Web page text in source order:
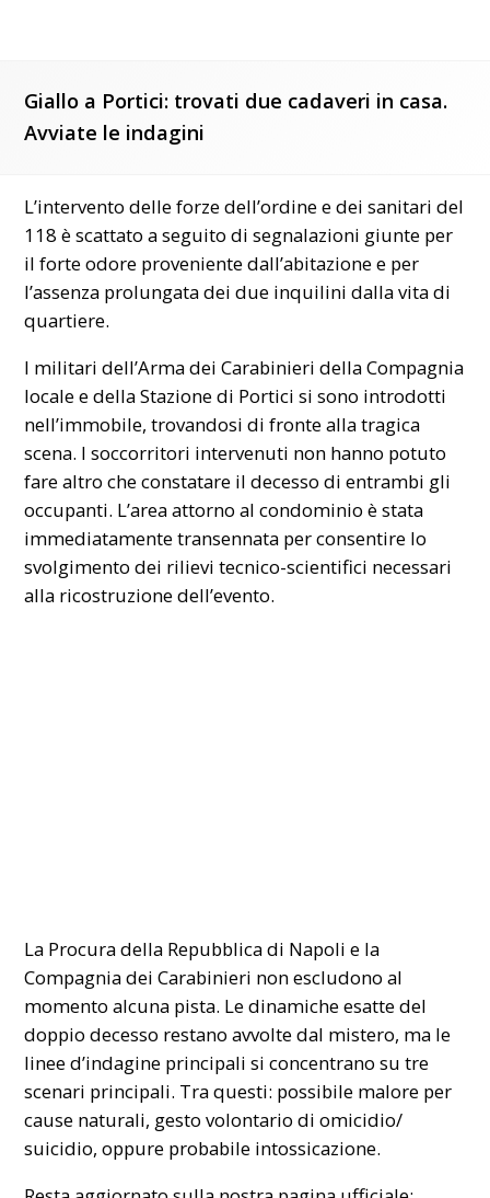
Giallo a Portici: trovati due cadaveri in casa.
Avviate le indagini
L’intervento delle forze dell’ordine e dei sanitari del
118 è scattato a seguito di segnalazioni giunte per
il forte odore proveniente dall’abitazione e per
l’assenza prolungata dei due inquilini dalla vita di
quartiere.
I militari dell’Arma dei Carabinieri della Compagnia
locale e della Stazione di Portici si sono introdotti
nell’immobile, trovandosi di fronte alla tragica
scena. I soccorritori intervenuti non hanno potuto
fare altro che constatare il decesso di entrambi gli
occupanti. L’area attorno al condominio è stata
immediatamente transennata per consentire lo
svolgimento dei rilievi tecnico-scientifici necessari
alla ricostruzione dell’evento.
La Procura della Repubblica di Napoli e la
Compagnia dei Carabinieri non escludono al
momento alcuna pista. Le dinamiche esatte del
doppio decesso restano avvolte dal mistero, ma le
linee d’indagine principali si concentrano su tre
scenari principali. Tra questi: possibile malore per
cause naturali, gesto volontario di omicidio/
suicidio, oppure probabile intossicazione.